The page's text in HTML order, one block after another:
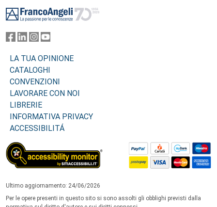
LA TUA OPINIONE
CATALOGHI
CONVENZIONI
LAVORARE CON NOI
LIBRERIE
INFORMATIVA PRIVACY
ACCESSIBILITÁ
Ultimo aggiornamento: 24/06/2026
Per le opere presenti in questo sito si sono assolti gli obblighi previsti dalla